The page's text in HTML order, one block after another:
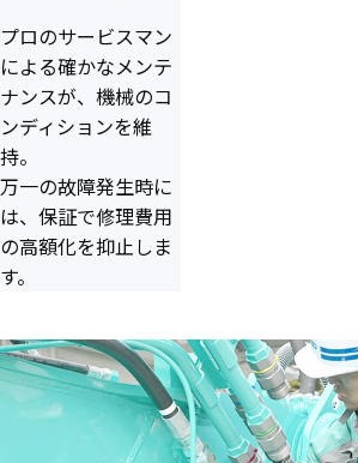
プロのサービスマン
による確かなメンテ
ナンスが、機械のコ
ンディションを維
持。
万一の故障発生時に
は、保証で修理費用
の高額化を抑止しま
す。